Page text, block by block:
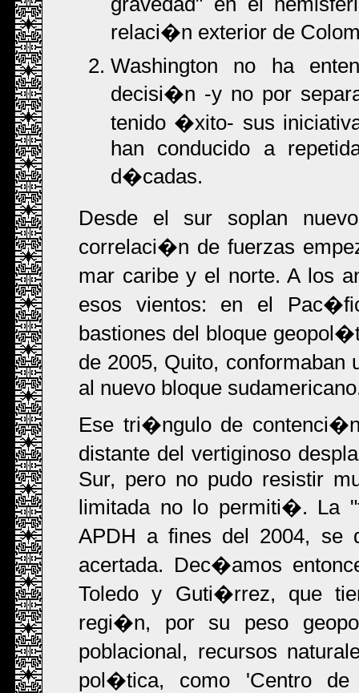
relaci�n exterior de
Washington no ha
decisi�n -y no por
tenido �xito- sus
han conducido a
d�cadas.
Desde el sur soplan
correlaci�n de fuerzas
mar caribe y el norte. A los
esos vientos: en el
bastiones del bloque
de 2005, Quito,
al nuevo bloque
Ese tri�ngulo de
distante del vertiginoso
Sur, pero no pudo resistir
limitada no lo permiti�. La
APDH a fines del 2004, se
acertada. Dec�amos
Toledo y Guti�rrez, que
regi�n, por su peso
poblacional, recursos
pol�tica, como 'Centro